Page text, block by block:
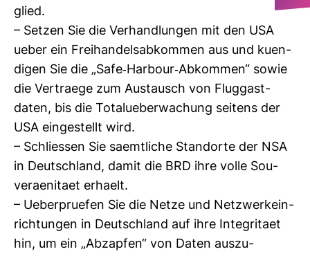
glied.
– Setzen Sie die Ver­hand­lungen mit den USA
ueber ein Frei­han­dels­ab­kommen aus und kuen­
digen Sie die „Safe-​Har­bour-​Abkommen“ sowie
die Ver­traege zum Aus­tausch von Flug­gast­
daten, bis die Totalu­e­ber­wa­chung sei­tens der
USA ein­ge­stellt wird.
– Schliessen Sie saem­t­liche Stand­orte der NSA
in Deutsch­land, damit die BRD ihre volle Sou­
ver­ae­ni­taet erhaelt.
– Ueber­pru­efen Sie die Netze und Netz­werk­ein­
rich­tungen in Deutsch­land auf ihre Inte­gri­taet
hin, um ein „Abzapfen“ von Daten aus­zu­